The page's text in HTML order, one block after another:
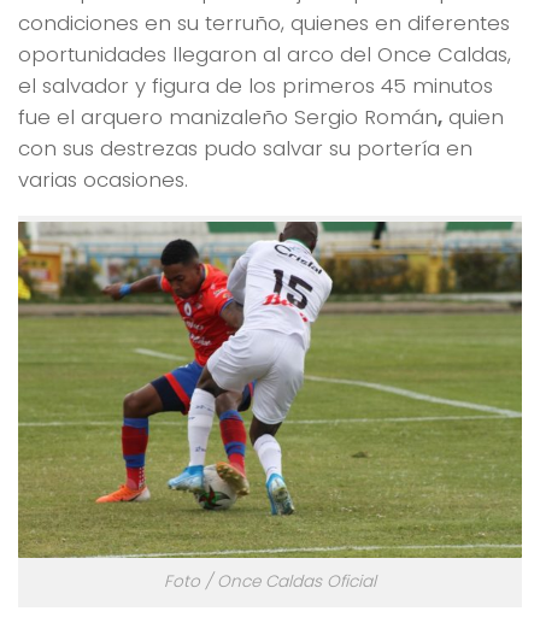
condiciones en su terruño, quienes en diferentes
oportunidades llegaron al arco del Once Caldas,
el salvador y figura de los primeros 45 minutos
fue el arquero manizaleño Sergio Román, quien
con sus destrezas pudo salvar su portería en
varias ocasiones.
Foto / Once Caldas Oficial